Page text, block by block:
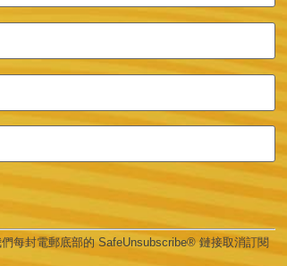
每封電郵底部的 SafeUnsubscribe® 鏈接取消訂閱